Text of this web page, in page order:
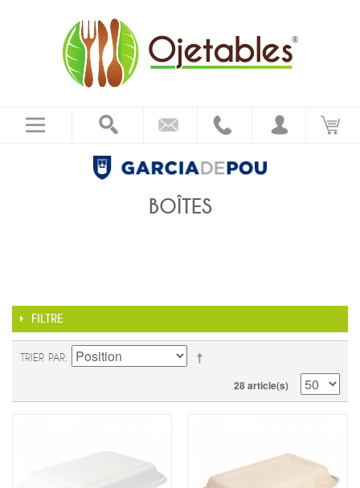
BOÎTES
FILTRE
TRIER PAR
28 article(s)